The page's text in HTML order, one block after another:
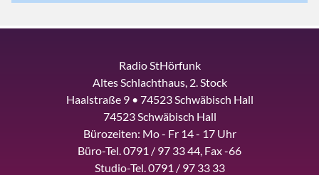
Radio StHörfunk
Altes Schlachthaus, 2. Stock
Haalstraße 9 • 74523 Schwäbisch Hall
74523 Schwäbisch Hall
Bürozeiten: Mo - Fr 14 - 17 Uhr
Büro-Tel. 0791 / 97 33 44, Fax -66
Studio-Tel. 0791 / 97 33 33